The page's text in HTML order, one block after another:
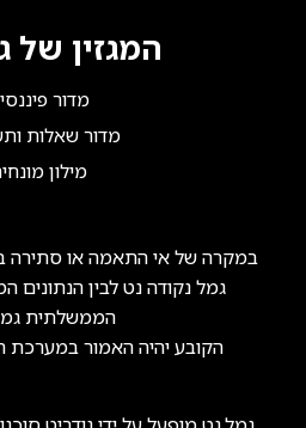
המגזין של
מדור
מדור שאלות
מילון
במקרה של אי התאמה או סתירה
גמל נקודה נט לבין
הממשלתית
הקובע יהיה האמור